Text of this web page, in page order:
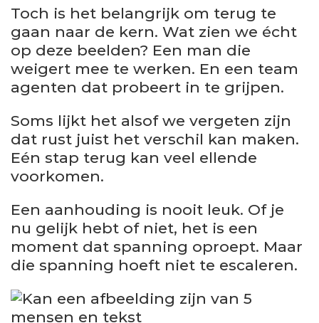
Toch is het belangrijk om terug te
gaan naar de kern. Wat zien we écht
op deze beelden? Een man die
weigert mee te werken. En een team
agenten dat probeert in te grijpen.
Soms lijkt het alsof we vergeten zijn
dat rust juist het verschil kan maken.
Eén stap terug kan veel ellende
voorkomen.
Een aanhouding is nooit leuk. Of je
nu gelijk hebt of niet, het is een
moment dat spanning oproept. Maar
die spanning hoeft niet te escaleren.